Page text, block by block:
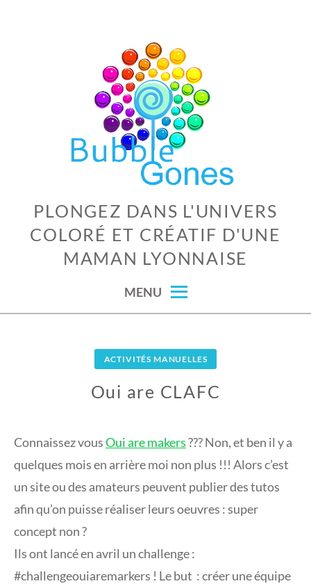
PLONGEZ DANS L'UNIVERS
COLORÉ ET CRÉATIF D'UNE
MAMAN LYONNAISE
MENU
ACTIVITÉS MANUELLES
Oui are CLAFC
9
U
I
N
1
7
Connaissez vousOui are makers??? Non, et ben il y a
quelques mois en arrière moi non plus !!! Alors c’est
un site ou des amateurs peuvent publier des tutos
afin qu’on puisse réaliser leurs oeuvres : super
concept non ?
Ils ont lancé en avril un challenge :
#challengeouiaremarkers ! Le but : créer une équipe